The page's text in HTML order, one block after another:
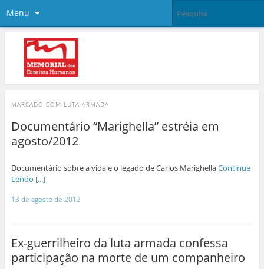
Menu
MARCADO COM LUTA ARMADA
Documentário “Marighella” estréia em
agosto/2012
Documentário sobre a vida e o legado de Carlos MarighellaContinue
Lendo [...]
13 de agosto de 2012
Ex-guerrilheiro da luta armada confessa
participação na morte de um companheiro